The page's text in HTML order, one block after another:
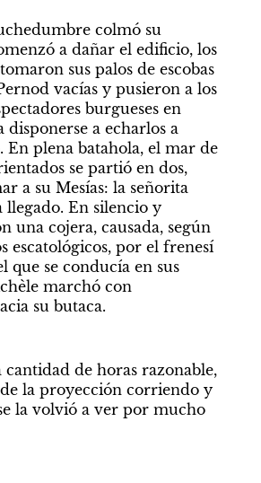
colmó su
a dañar el edificio, los
sus palos de escobas
vacías y pusieron a los
burgueses en
disponerse a echarlos a
En plena batahola, el mar de
se partió en dos,
a su Mesías: la señorita
llegado. En silencio y
una cojera, causada, según
escatológicos, por el frenesí
que se conducía en sus
marchó con
su butaca.
cantidad de horas razonable,
la proyección corriendo y
la volvió a ver por mucho